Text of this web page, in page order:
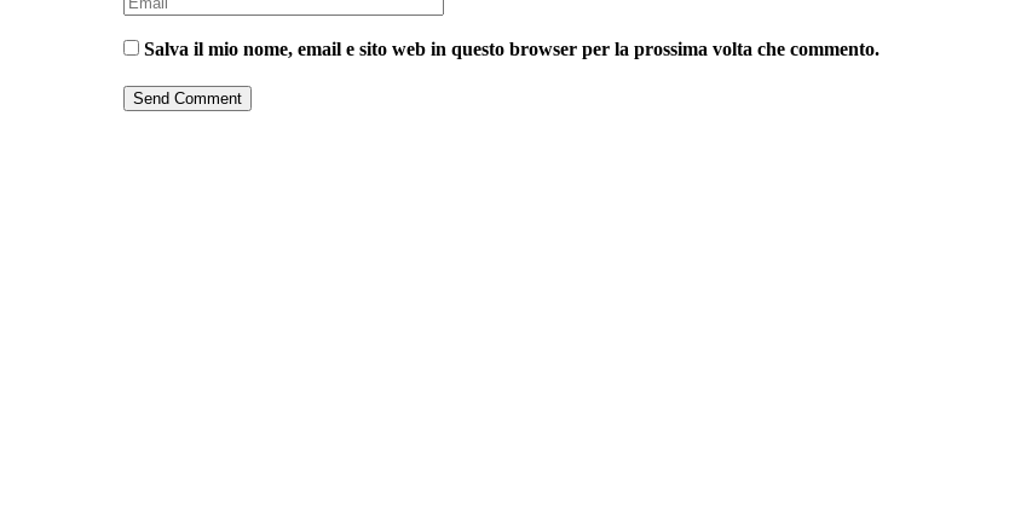
Salva il mio nome, email e sito web in questo browser per la prossima volta che commento.